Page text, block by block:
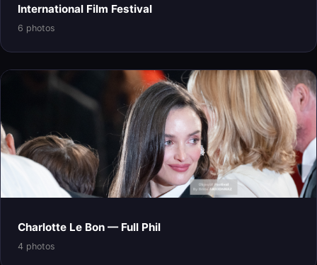
International Film Festival
6 photos
Charlotte Le Bon — Full Phil
4 photos